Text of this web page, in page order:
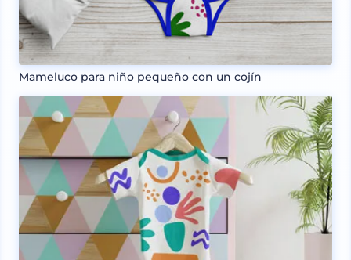
Mameluco para niño pequeño con un cojín